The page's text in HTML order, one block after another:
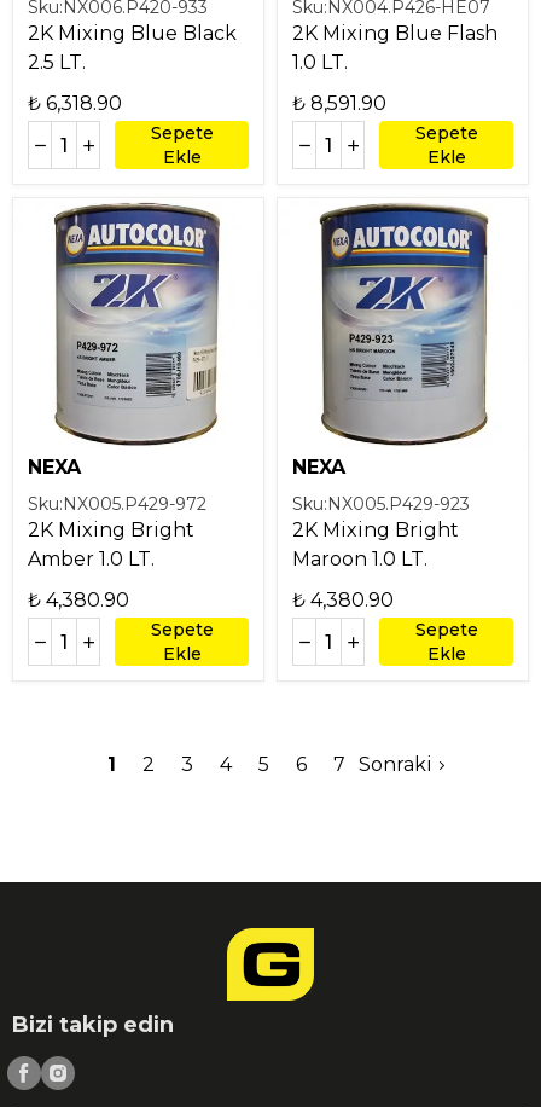
Sku:NX006.P420-933
2K Mixing Blue Black
2.5 LT.
₺ 6,318.90
Sepete
Ekle
Sku:NX004.P426-HE07
2K Mixing Blue Flash
1.0 LT.
₺ 8,591.90
Sepete
Ekle
NEXA
Sku:NX005.P429-972
2K Mixing Bright
Amber 1.0 LT.
₺ 4,380.90
Sepete
Ekle
NEXA
Sku:NX005.P429-923
2K Mixing Bright
Maroon 1.0 LT.
₺ 4,380.90
Sepete
Ekle
1 2 3 4 5 6 7 Sonraki
Bizi takip edin